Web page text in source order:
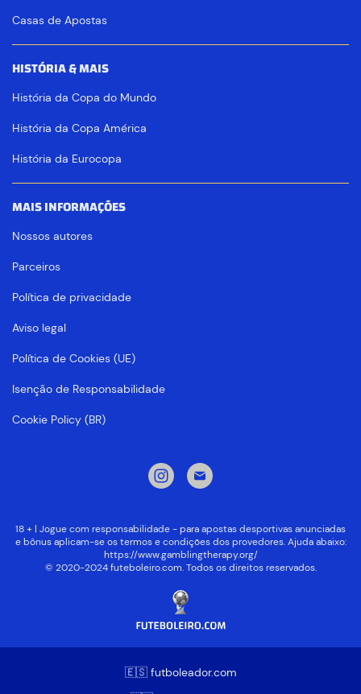
Casas de Apostas
HISTÓRIA & MAIS
História da Copa do Mundo
História da Copa América
História da Eurocopa
MAIS INFORMAÇÕES
Nossos autores
Parceiros
Política de privacidade
Aviso legal
Política de Cookies (UE)
Isenção de Responsabilidade
Cookie Policy (BR)
18 + | Jogue com responsabilidade - para apostas desportivas anunciadas
e bônus aplicam-se os termos e condições dos provedores. Ajuda abaixo:
https://www.gamblingtherapy.org/
© 2020-2024 futeboleiro.com. Todos os direitos reservados.
🇪🇸 futboleador.com